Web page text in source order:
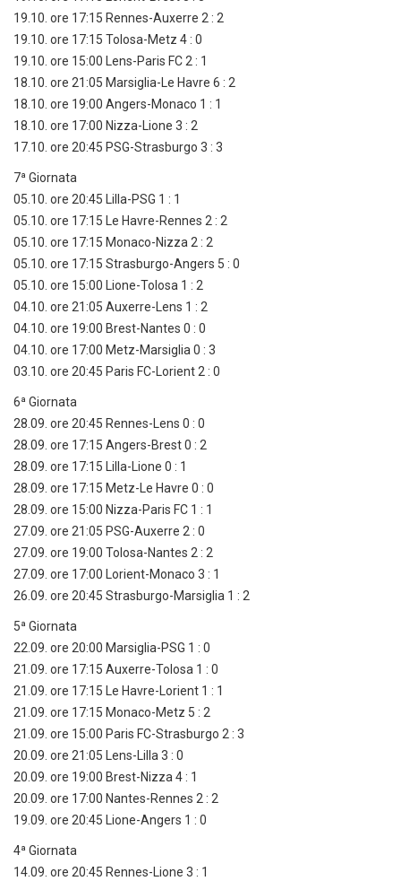
19.10. ore 17:15 Rennes-Auxerre 2 : 2
19.10. ore 17:15 Tolosa-Metz 4 : 0
19.10. ore 15:00 Lens-Paris FC 2 : 1
18.10. ore 21:05 Marsiglia-Le Havre 6 : 2
18.10. ore 19:00 Angers-Monaco 1 : 1
18.10. ore 17:00 Nizza-Lione 3 : 2
17.10. ore 20:45 PSG-Strasburgo 3 : 3
7ª Giornata
05.10. ore 20:45 Lilla-PSG 1 : 1
05.10. ore 17:15 Le Havre-Rennes 2 : 2
05.10. ore 17:15 Monaco-Nizza 2 : 2
05.10. ore 17:15 Strasburgo-Angers 5 : 0
05.10. ore 15:00 Lione-Tolosa 1 : 2
04.10. ore 21:05 Auxerre-Lens 1 : 2
04.10. ore 19:00 Brest-Nantes 0 : 0
04.10. ore 17:00 Metz-Marsiglia 0 : 3
03.10. ore 20:45 Paris FC-Lorient 2 : 0
6ª Giornata
28.09. ore 20:45 Rennes-Lens 0 : 0
28.09. ore 17:15 Angers-Brest 0 : 2
28.09. ore 17:15 Lilla-Lione 0 : 1
28.09. ore 17:15 Metz-Le Havre 0 : 0
28.09. ore 15:00 Nizza-Paris FC 1 : 1
27.09. ore 21:05 PSG-Auxerre 2 : 0
27.09. ore 19:00 Tolosa-Nantes 2 : 2
27.09. ore 17:00 Lorient-Monaco 3 : 1
26.09. ore 20:45 Strasburgo-Marsiglia 1 : 2
5ª Giornata
22.09. ore 20:00 Marsiglia-PSG 1 : 0
21.09. ore 17:15 Auxerre-Tolosa 1 : 0
21.09. ore 17:15 Le Havre-Lorient 1 : 1
21.09. ore 17:15 Monaco-Metz 5 : 2
21.09. ore 15:00 Paris FC-Strasburgo 2 : 3
20.09. ore 21:05 Lens-Lilla 3 : 0
20.09. ore 19:00 Brest-Nizza 4 : 1
20.09. ore 17:00 Nantes-Rennes 2 : 2
19.09. ore 20:45 Lione-Angers 1 : 0
4ª Giornata
14.09. ore 20:45 Rennes-Lione 3 : 1